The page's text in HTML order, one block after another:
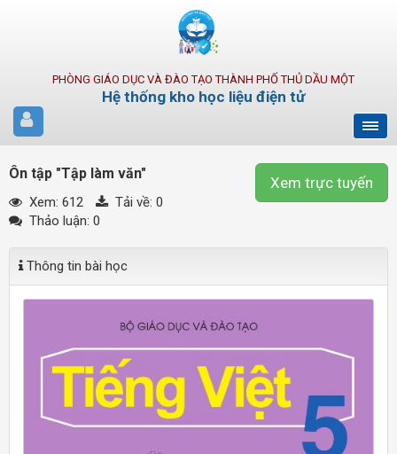
PHÒNG GIÁO DỤC VÀ ĐÀO TẠO THÀNH PHỐ THỦ DẦU MỘT
Hệ thống kho học liệu điện tử
Xem trực tuyến
Ôn tập "Tập làm văn"
Xem: 612 Tải về: 0
Thảo luận: 0
Thông tin bài học